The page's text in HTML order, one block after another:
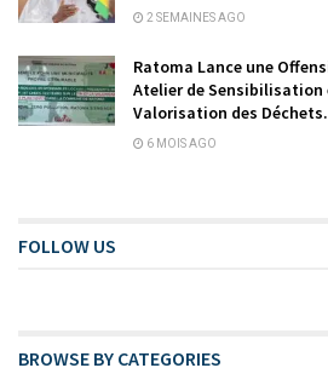
2 SEMAINES AGO
Ratoma Lance une
Atelier de
Valorisation des Déchets.
6 MOIS AGO
FOLLOW US
BROWSE BY CATEGORIES